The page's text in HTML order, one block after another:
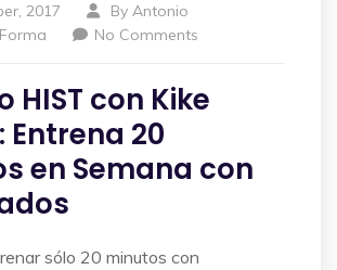
2017 By Antonio
No Comments
HIST con Kike
Entrena 20
en Semana con
sólo 20 minutos con